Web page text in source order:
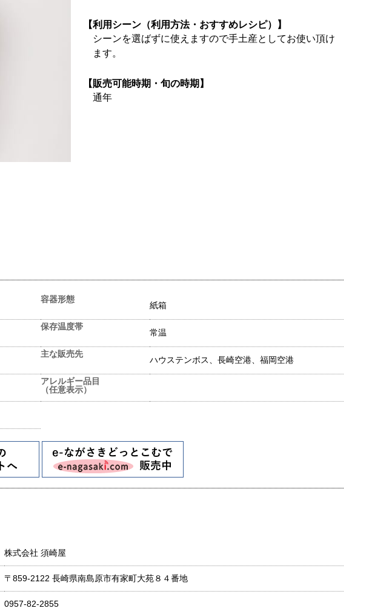
【利用シーン（利用方法・おすすめレシピ）】
シーンを選ばずに使えますので手土産としてお使い頂け
ます。
【販売可能時期・旬の時期】
通年
容器形態
紙箱
保存温度帯
常温
主な販売先
ハウステンボス、長崎空港、福岡空港
アレルギー品目
（任意表示）
株式会社 須崎屋
〒859-2122 長崎県南島原市有家町大苑８４番地
0957-82-2855